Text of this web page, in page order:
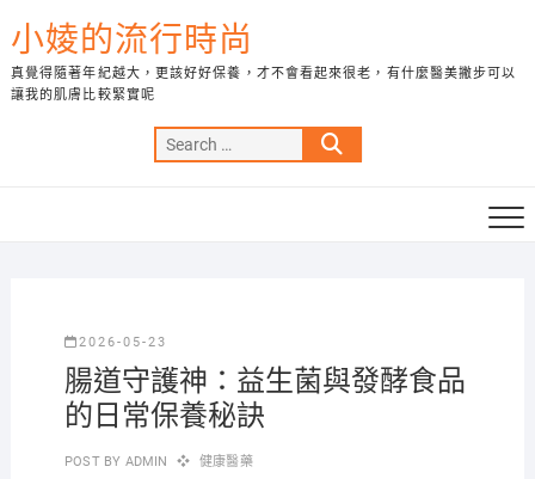
to
content
小婈的流行時尚
真覺得隨著年紀越大，更該好好保養，才不會看起來很老，有什麼醫美撇步可以
讓我的肌膚比較緊實呢
Search
…
2026-05-23
腸道守護神：益生菌與發酵食品
的日常保養秘訣
POST BY ADMIN 健康醫藥